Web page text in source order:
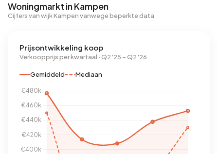
Woningmarkt in Kampen
Cijfers van wijk Kampen vanwege beperkte data
Prijsontwikkeling koop
Verkoopprijs per kwartaal · Q2 '25 – Q2 '26
Gemiddeld Mediaan